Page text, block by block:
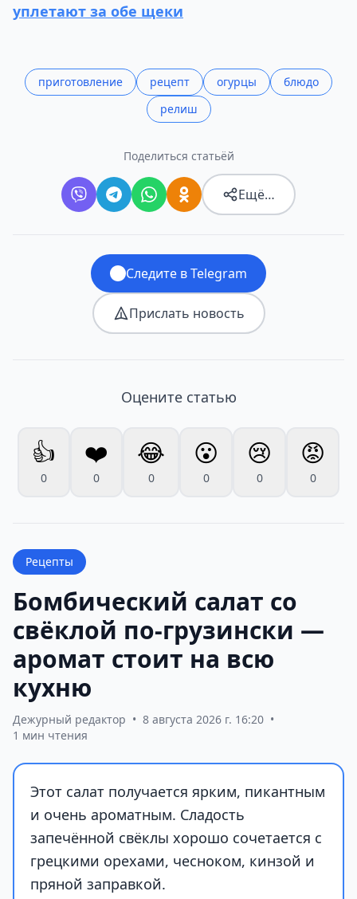
уплетают за обе щеки
приготовление рецепт огурцы
блюдо
релиш
Поделиться статьёй
Ещё…
Следите в Telegram
Прислать новость
Оцените статью
👍
0
❤️
0
😂
0
😮
0
😢
0
😡
0
Рецепты
Бомбический салат со
свёклой по-грузински —
аромат стоит на всю
кухню
Дежурный редактор • 8 августа 2026 г. 16:20 •
1 мин чтения
Этот салат получается ярким, пикантным
и очень ароматным. Сладость
запечённой свёклы хорошо сочетается с
грецкими орехами, чесноком, кинзой и
пряной заправкой.